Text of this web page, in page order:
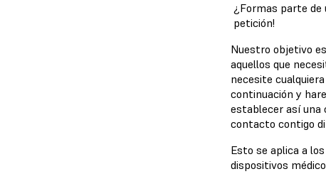
¿Formas parte de
petición!
Nuestro objetivo
aquellos que
necesite
continuación y
establecer así una
contacto contigo
Esto se aplica a
dispositivos